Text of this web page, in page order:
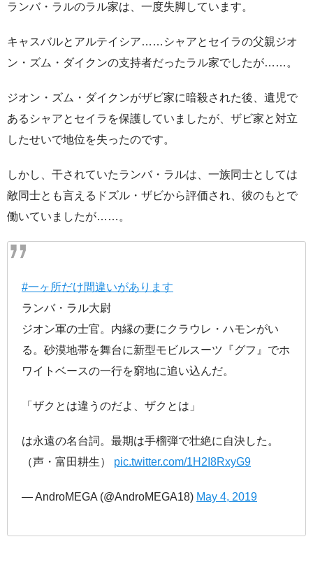
ランバ・ラルのラル家は、一度失脚しています。
キャスバルとアルテイシア……シャアとセイラの父親ジオ
ン・ズム・ダイクンの支持者だったラル家でしたが……。
ジオン・ズム・ダイクンがザビ家に暗殺された後、遺児で
あるシャアとセイラを保護していましたが、ザビ家と対立
したせいで地位を失ったのです。
しかし、干されていたランバ・ラルは、一族同士としては
敵同士とも言えるドズル・ザビから評価され、彼のもとで
働いていましたが……。
#一ヶ所だけ間違いがあります
ランバ・ラル大尉
ジオン軍の士官。内縁の妻にクラウレ・ハモンがい
る。砂漠地帯を舞台に新型モビルスーツ『グフ』でホ
ワイトベースの一行を窮地に追い込んだ。
「ザクとは違うのだよ、ザクとは」
は永遠の名台詞。最期は手榴弾で壮絶に自決した。
（声・富田耕生） pic.twitter.com/1H2I8RxyG9
— AndroMEGA (@AndroMEGA18) May 4, 2019